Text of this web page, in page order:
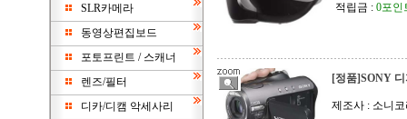
SLR카메라
동영상편집보드
포토프린트 / 스캐너
렌즈/필터
디카/디캠 악세사리
적립금 : 0포인
[정품]SONY
제조사 : 소니